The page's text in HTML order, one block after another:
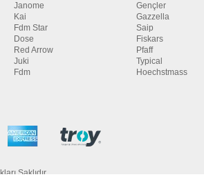
Janome
Kai
Fdm Star
Dose
Red Arrow
Juki
Fdm
Gençler
Gazzella
Saip
Fiskars
Pfaff
Typical
Hoechstmass
Saklıdır.